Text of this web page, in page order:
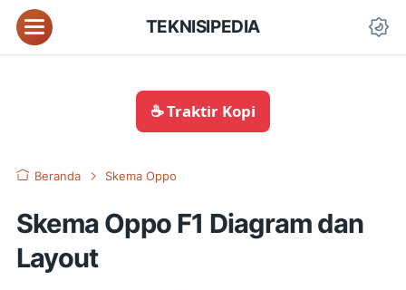
TEKNISIPEDIA
☕ Traktir Kopi
Beranda Skema Oppo
Skema Oppo F1 Diagram dan
Layout